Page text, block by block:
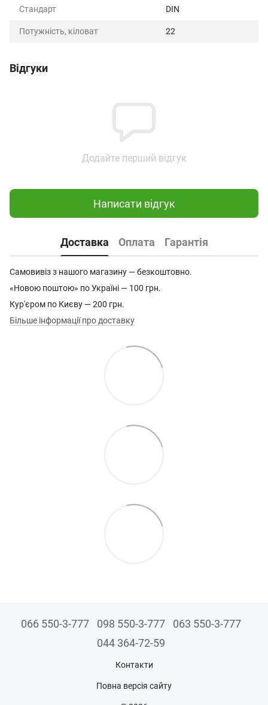
Стандарт DIN
Потужність, кіловат 22
Відгуки
Додайте перший відгук
Написати відгук
Доставка Оплата Гарантія
Самовивіз з нашого магазину — безкоштовно.
«Новою поштою» по Україні — 100 грн.
Кур'єром по Києву — 200 грн.
Більше інформації про доставку
066 550-3-777 098 550-3-777
063 550-3-777
044 364-72-59
Контакти
Повна версія сайту